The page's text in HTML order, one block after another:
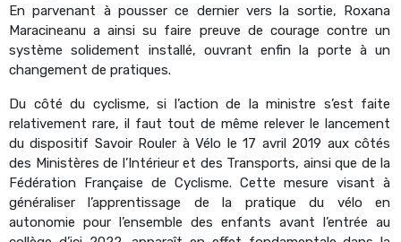
En parvenant à pousser ce dernier vers la sortie, Roxana
Maracineanu a ainsi su faire preuve de courage contre un
système solidement installé, ouvrant enfin la porte à un
changement de pratiques.
Du côté du cyclisme, si l’action de la ministre s’est faite
relativement rare, il faut tout de même relever le lancement
du dispositif Savoir Rouler à Vélo le 17 avril 2019 aux côtés
des Ministères de l’Intérieur et des Transports, ainsi que de la
Fédération Française de Cyclisme. Cette mesure visant à
généraliser l’apprentissage de la pratique du vélo en
autonomie pour l’ensemble des enfants avant l’entrée au